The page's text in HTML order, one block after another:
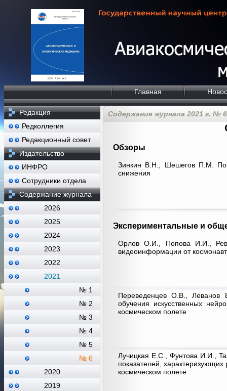
Главная
Редакция
Редколлегия
Редакционный совет
Издательство
ИНФРО
Сотрудники отдела
Содержание журнала
2026
2025
2024
2023
2022
2021
№ 1
№ 2
№ 3
№ 4
№ 5
№ 6
2020
2019
Содержание журнала 2021 г. № 6
Обзоры
Зинкин В.Н., Шешегов П.М.
снижения
Экспериментальные и
Орлов О.И., Попова И.И.,
видеоинформации от
Переведенцев О.В., Леванов
обучения искусственных
космическом полете
Лучицкая Е.С., Фунтова И.И.,
показателей,
космическом полете